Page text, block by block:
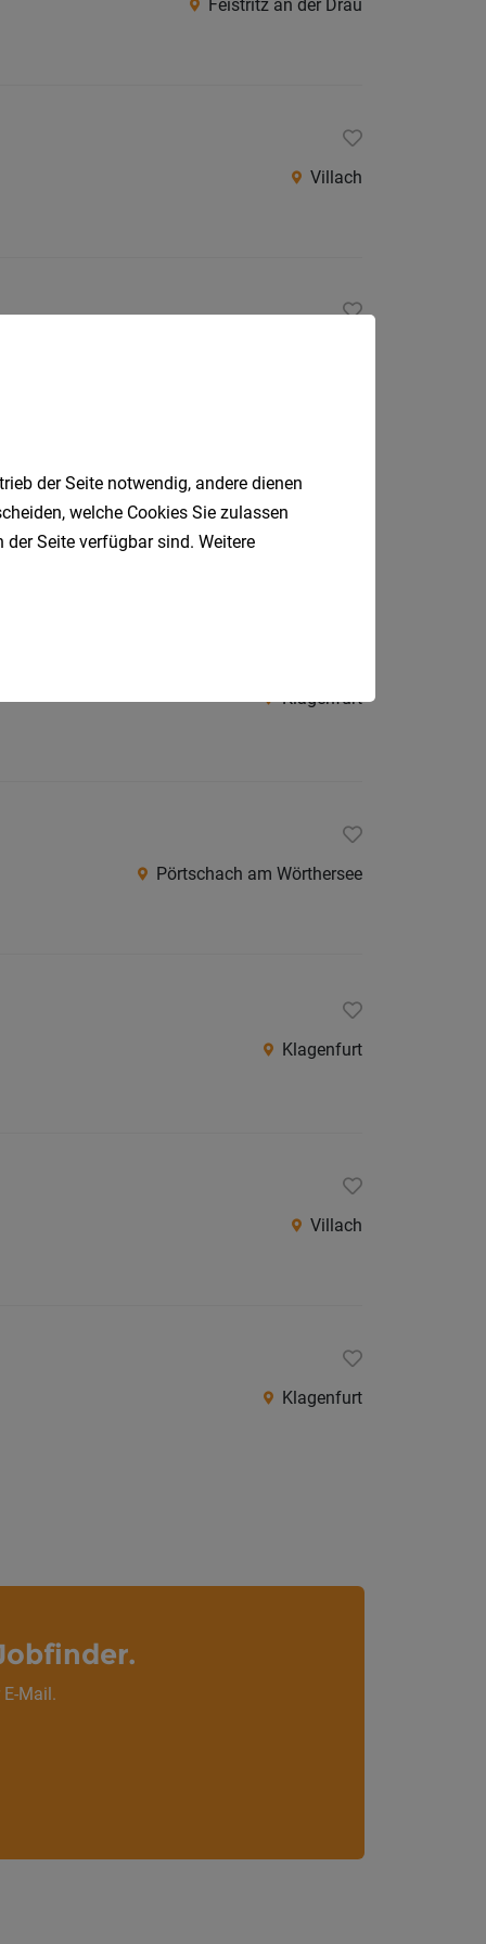
Feistritz an der Drau
Villach
(m/w/d)
Klagenfurt
Pörtschach am Wörthersee
Klagenfurt
Villach
Klagenfurt
Mail.
der Seite notwendig, andere dienen
welche Cookies Sie zulassen
Seite verfügbar sind. Weitere